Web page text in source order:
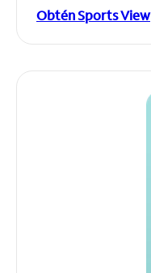
Obtén Sports View